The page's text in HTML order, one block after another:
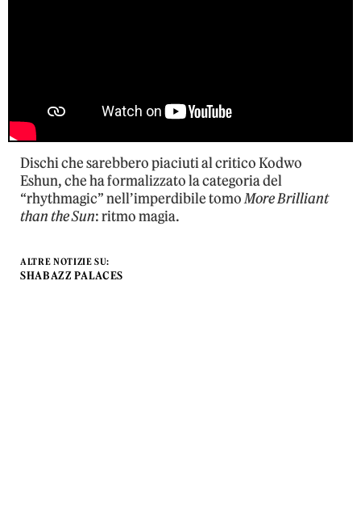
Dischi che sarebbero piaciuti al critico Kodwo
Eshun, che ha formalizzato la categoria del
“rhythmagic” nell’imperdibile tomoMore Brilliant
than the Sun: ritmo magia.
ALTRE NOTIZIE SU:
SHABAZZ PALACES